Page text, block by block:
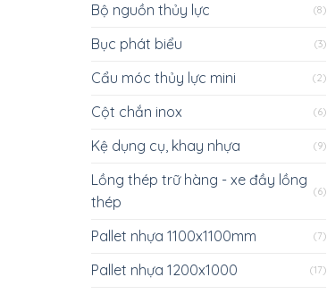
Bộ nguồn thủy lực (8)
Bục phát biểu (3)
Cẩu móc thủy lực mini (2)
Cột chắn inox (6)
Kệ dụng cụ, khay nhựa (9)
Lồng thép trữ hàng - xe đầy lồng
thép
(6)
Pallet nhựa 1100x1100mm (7)
Pallet nhựa 1200x1000 (17)